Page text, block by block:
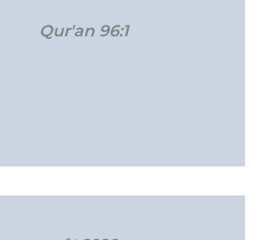
Qur'an 96:1